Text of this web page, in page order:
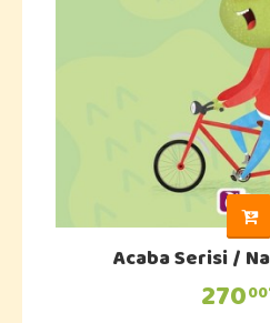
Acaba Serisi /
27000